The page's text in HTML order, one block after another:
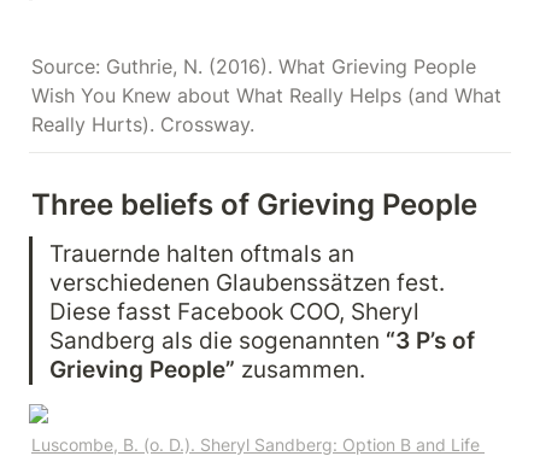
Source: Guthrie, N. (2016). What Grieving People
Wish You Knew about What Really Helps (and What
Three beliefs of Grieving People
Trauernde halten oftmals an
verschiedenen Glaubenssätzen fest.
Diese fasst Facebook COO, Sheryl
Sandberg als die sogenannten “3 P’s of
Grieving People” zusammen.
Luscombe, B. (o. D.). Sheryl Sandberg: Option B and Life